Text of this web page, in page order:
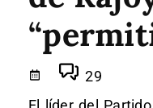
29